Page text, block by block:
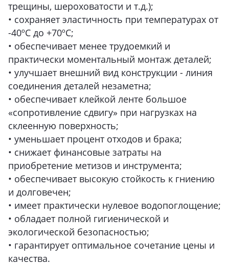
трещины, шероховатости и т.д.);
• сохраняет эластичность при температурах от
-40ºС до +70ºС;
• обеспечивает менее трудоемкий и
практически моментальный монтаж деталей;
• улучшает внешний вид конструкции - линия
соединения деталей незаметна;
• обеспечивает клейкой ленте большое
«сопротивление сдвигу» при нагрузках на
склеенную поверхность;
• уменьшает процент отходов и брака;
• снижает финансовые затраты на
приобретение метизов и инструмента;
• обеспечивает высокую стойкость к гниению
и долговечен;
• имеет практически нулевое водопоглощение;
• обладает полной гигиенической и
экологической безопасностью;
• гарантирует оптимальное сочетание цены и
качества.